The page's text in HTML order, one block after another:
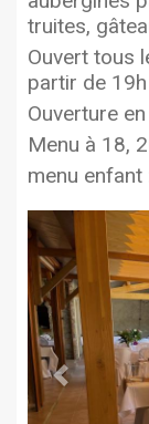
truites,
Ouvert tous
partir de 19h
Ouverture
Menu à 18,
menu enfant
Previous